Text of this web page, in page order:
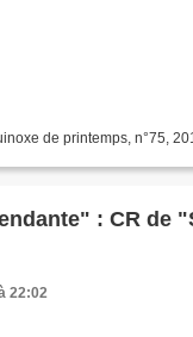
de printemps, n°75,
: CR de
22:02